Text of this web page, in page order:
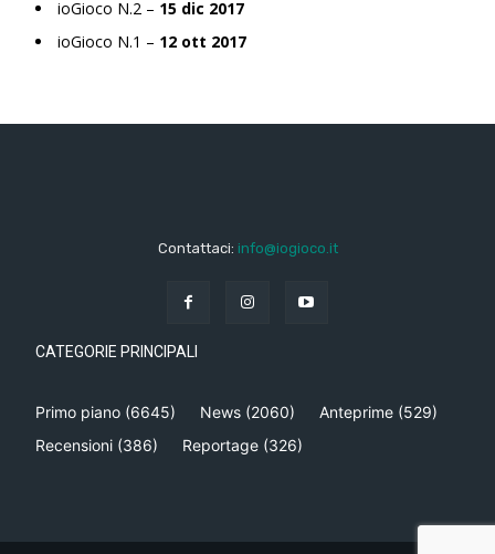
ioGioco N.2 – 15 dic 2017
ioGioco N.1 – 12 ott 2017
Contattaci: info@iogioco.it
CATEGORIE PRINCIPALI
Primo piano (6645) News (2060) Anteprime (529)
Recensioni (386) Reportage (326)